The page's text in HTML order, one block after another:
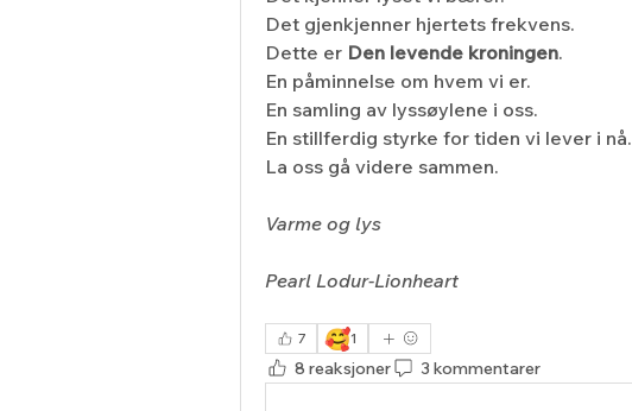
Det gjenkjenner hjertets frekvens.
Dette er Den levende kroningen.
En påminnelse om hvem vi er.
En samling av lyssøylene i oss.
En stillferdig styrke for tiden vi lever i nå.
La oss gå videre sammen.
Varme og lys
Pearl Lodur-Lionheart
7 🥰1
8 reaksjoner 3 kommentarer